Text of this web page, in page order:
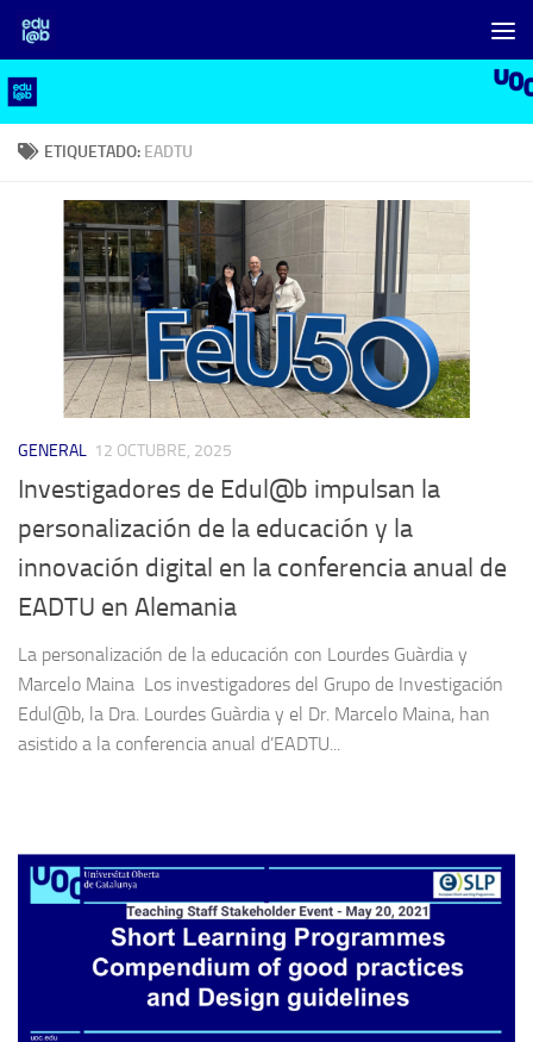
Saltar al contenido
ETIQUETADO: EADTU
GENERAL 12 OCTUBRE, 2025
Investigadores de Edul@b impulsan la
personalización de la educación y la
innovación digital en la conferencia anual de
EADTU en Alemania
La personalización de la educación con Lourdes Guàrdia y
Marcelo Maina Los investigadores del Grupo de Investigación
Edul@b, la Dra. Lourdes Guàrdia y el Dr. Marcelo Maina, han
asistido a la conferencia anual d’EADTU...